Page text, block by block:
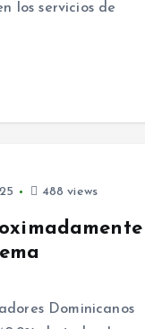
los servicios de
488 views
Dominicanos